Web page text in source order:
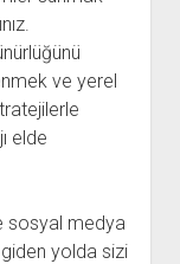
ve yerel
elde
sosyal medya
yolda sizi